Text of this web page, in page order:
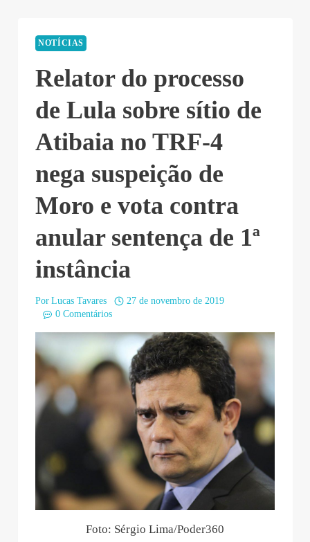
NOTÍCIAS
Relator do processo
de Lula sobre sítio de
Atibaia no TRF-4
nega suspeição de
Moro e vota contra
anular sentença de 1ª
instância
Por Lucas Tavares
27 de novembro de 2019
0 Comentários
Foto: Sérgio Lima/Poder360